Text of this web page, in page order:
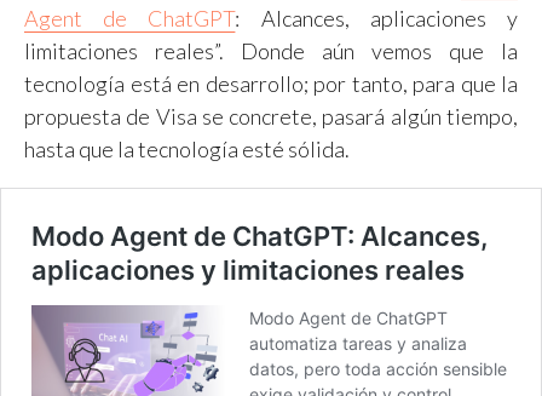
Agent de ChatGPT: Alcances, aplicaciones y
limitaciones reales”. Donde aún vemos que la
tecnología está en desarrollo; por tanto, para que la
propuesta de Visa se concrete, pasará algún tiempo,
hasta que la tecnología esté sólida.